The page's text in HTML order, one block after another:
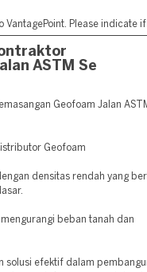
Please
ASTM Se
Geofoam Jalan
Geofoam
densitas rendah yang
beban tanah dan
solusi efektif dalam